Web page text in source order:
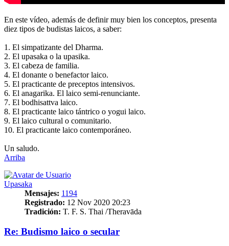
En este vídeo, además de definir muy bien los conceptos, presenta
diez tipos de budistas laicos, a saber:
1. El simpatizante del Dharma.
2. El upasaka o la upasika.
3. El cabeza de familia.
4. El donante o benefactor laico.
5. El practicante de preceptos intensivos.
6. El anagarika. El laico semi-renunciante.
7. El bodhisattva laico.
8. El practicante laico tántrico o yogui laico.
9. El laico cultural o comunitario.
10. El practicante laico contemporáneo.
Un saludo.
Arriba
Upasaka
Mensajes: 1194
Registrado: 12 Nov 2020 20:23
Tradición: T. F. S. Thai /Theravāda
Re: Budismo laico o secular